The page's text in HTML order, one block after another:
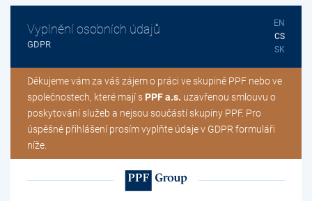
Vyplnění osobních údajů
GDPR
EN
CS
SK
Děkujeme vám za váš zájem o práci ve skupině PPF nebo ve
společnostech, které mají s PPF a.s. uzavřenou smlouvu o
poskytování služeb a nejsou součástí skupiny PPF. Pro
úspěšné přihlášení prosím vyplňte údaje v GDPR formuláři
níže.